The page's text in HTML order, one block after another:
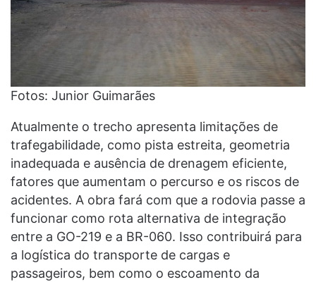
Fotos: Junior Guimarães
Atualmente o trecho apresenta limitações de
trafegabilidade, como pista estreita, geometria
inadequada e ausência de drenagem eficiente,
fatores que aumentam o percurso e os riscos de
acidentes. A obra fará com que a rodovia passe a
funcionar como rota alternativa de integração
entre a GO-219 e a BR-060. Isso contribuirá para
a logística do transporte de cargas e
passageiros, bem como o escoamento da